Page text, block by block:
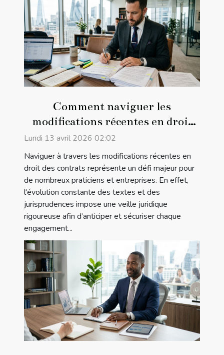
Comment naviguer les
modifications récentes en droit
des contrats ?
Lundi 13 avril 2026 02:02
Naviguer à travers les modifications récentes en
droit des contrats représente un défi majeur pour
de nombreux praticiens et entreprises. En effet,
l'évolution constante des textes et des
jurisprudences impose une veille juridique
rigoureuse afin d’anticiper et sécuriser chaque
engagement...